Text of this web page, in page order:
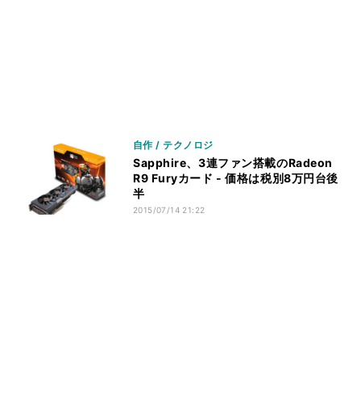
自作 / テクノロジ
Sapphire、3連ファン搭載のRadeon
R9 Furyカード - 価格は税別8万円台後
半
2015/07/14 21:22